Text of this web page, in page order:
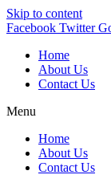
Skip to content
Facebook Twitter
Home
About Us
Contact Us
Menu
Home
About Us
Contact Us